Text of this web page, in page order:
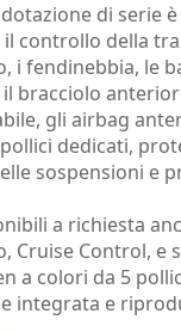
di serie
il controllo della
i fendinebbia, le
bracciolo
gli airbag
dedicati,
sospensioni e
a richiesta
Cruise Control, e
a colori da 5
integrata e